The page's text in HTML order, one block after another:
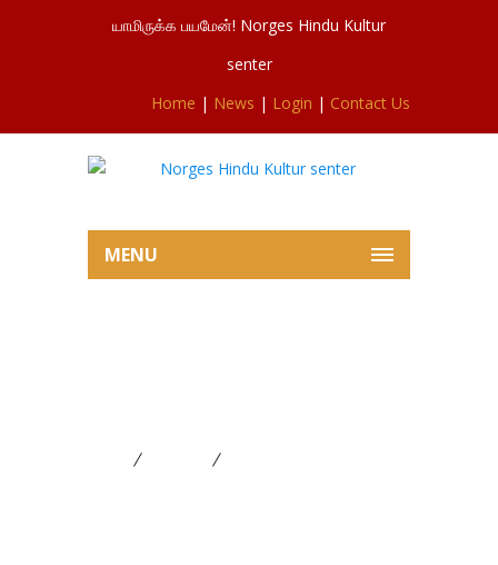
யாமிருக்க பயமேன்! Norges Hindu Kultur
senter
Home | News | Login | Contact Us
MENU